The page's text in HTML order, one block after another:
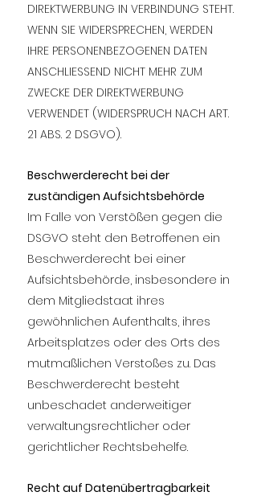
DIREKTWERBUNG IN VERBINDUNG STEHT.
WENN SIE WIDERSPRECHEN, WERDEN
IHRE PERSONENBEZOGENEN DATEN
ANSCHLIESSEND NICHT MEHR ZUM
ZWECKE DER DIREKTWERBUNG
VERWENDET (WIDERSPRUCH NACH ART.
21 ABS. 2 DSGVO).
Beschwerderecht bei der
zuständigen Aufsichtsbehörde
Im Falle von Verstößen gegen die
DSGVO steht den Betroffenen ein
Beschwerderecht bei einer
Aufsichtsbehörde, insbesondere in
dem Mitgliedstaat ihres
gewöhnlichen Aufenthalts, ihres
Arbeitsplatzes oder des Orts des
mutmaßlichen Verstoßes zu. Das
Beschwerderecht besteht
unbeschadet anderweitiger
verwaltungsrechtlicher oder
gerichtlicher Rechtsbehelfe.
Recht auf Datenübertragbarkeit